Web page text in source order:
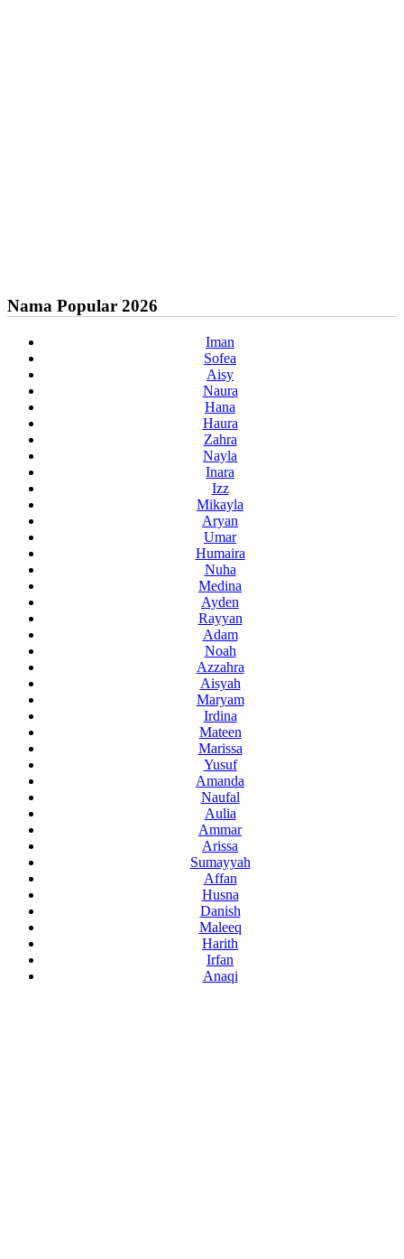
Nama Popular 2026
Iman
Sofea
Aisy
Naura
Hana
Haura
Zahra
Nayla
Inara
Izz
Mikayla
Aryan
Umar
Humaira
Nuha
Medina
Ayden
Rayyan
Adam
Noah
Azzahra
Aisyah
Maryam
Irdina
Mateen
Marissa
Yusuf
Amanda
Naufal
Aulia
Ammar
Arissa
Sumayyah
Affan
Husna
Danish
Maleeq
Harith
Irfan
Anaqi